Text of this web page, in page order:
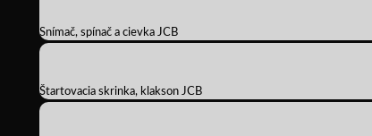
Snímač, spínač a cievka JCB
Štartovacia skrinka, klakson JCB